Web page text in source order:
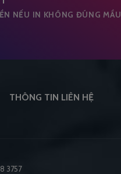
NẾU IN KHÔNG ĐÚNG MẦU
THÔNG TIN LIÊN HỆ
3757